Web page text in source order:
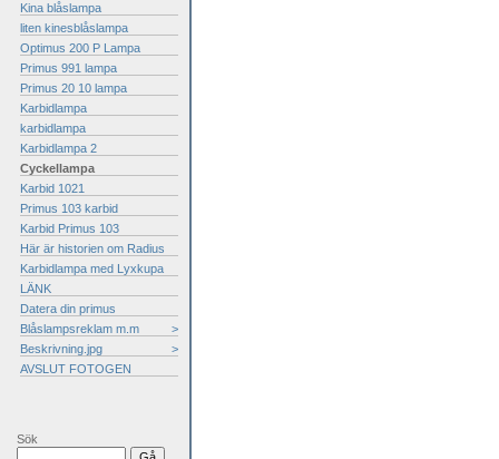
Kina blåslampa
liten kinesblåslampa
Optimus 200 P Lampa
Primus 991 lampa
Primus 20 10 lampa
Karbidlampa
karbidlampa
Karbidlampa 2
Cyckellampa
Karbid 1021
Primus 103 karbid
Karbid Primus 103
Här är historien om Radius
Karbidlampa med Lyxkupa
LÄNK
Datera din primus
Blåslampsreklam m.m
>
Beskrivning.jpg
>
AVSLUT FOTOGEN
Sök